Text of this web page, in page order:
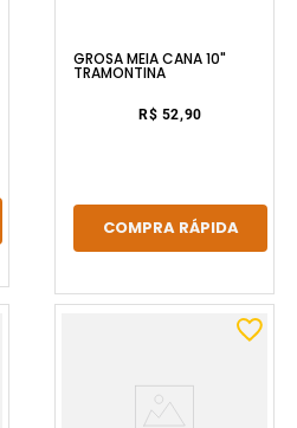
GROSA MEIA CANA 10"
TRAMONTINA
R$ 52,90
COMPRA RÁPIDA